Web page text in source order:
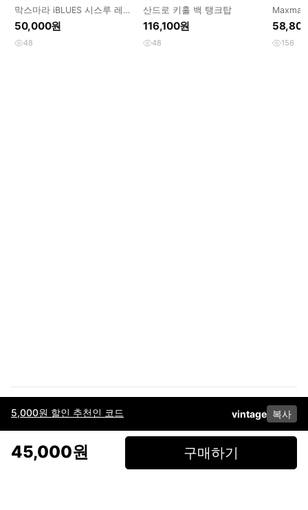
5,000원 할인 추천인 코드 vintage 복사
45,000원 구매하기
막스마라 iBLUES 시스루 레이
어드 프린팅 슬리브리스 나시
모리걸
50,000원
48
산드로 키홀 백 탱크탑
116,100원
48
스 탑
156
이용약관고객센터판매개인정보 처리방침사업자 정보다운로드
페이스북